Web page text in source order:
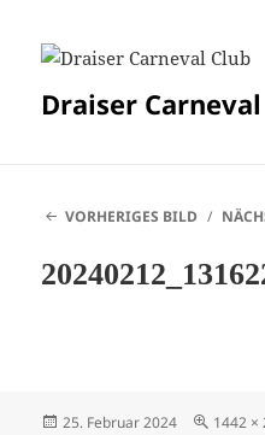
Draiser
VORHERIGES BILD
Veröffentlicht
25. Februar 2024 1442 ×